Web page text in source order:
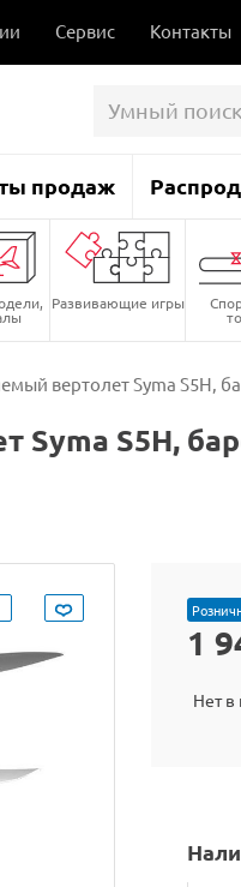
Сервис Контакты
продаж
Развивающие игры
вертолет Syma S5H,
S5H,
1
Нет в